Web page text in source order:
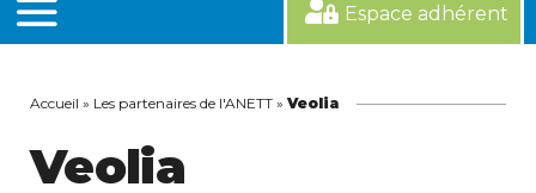
MENU
Espace adhérent
Accueil » Les partenaires de l'ANETT » Veolia
Veolia